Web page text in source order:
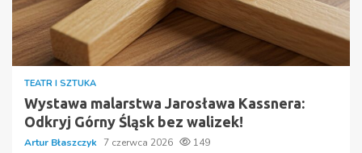
TEATR I SZTUKA
Wystawa malarstwa Jarosława Kassnera:
Odkryj Górny Śląsk bez walizek!
Artur Błaszczyk 7 czerwca 2026 149